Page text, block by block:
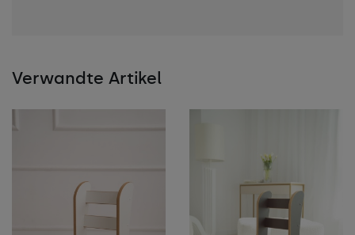
Verwandte Artikel